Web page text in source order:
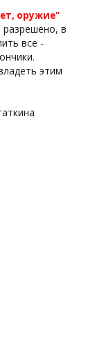
оружие"
в
все -
этим